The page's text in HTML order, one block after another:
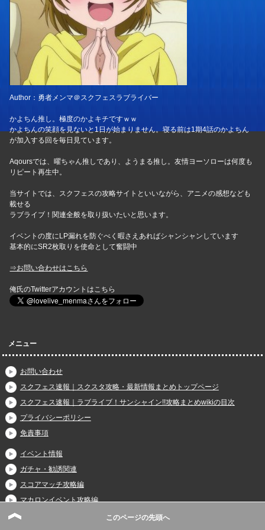
Author：勇者メンマ＠スクフェスラブライバー
かよちん推し。極度のかよキチですｗｗ
かよちんの笑顔を見ないと1日が始まりません。寝る前は1期4話のかよちん
が加入する回を毎日見ています。
Aqoursでは、曜ちゃん推しであり、ようまる推し。友情ヨーソローは何度も
リピート再生中。
当サイトでは、スクフェスの攻略サイトといいながら、アニメの感想なども
載せる
ラブライブ！関連全般を取り扱いたいと思います。
イベントの度にLP漏れを防ぐべく暇さえあればシャンシャンしています
基本的にSR2枚取りを使命として奮闘中
⇒お問い合わせはこちら
俺氏のTwitterアカウントはこちら
メニュー
お問い合わせ
スクフェス速報｜スクスタ攻略・最新情報まとめトップページ
スクフェス速報｜ラブライブ！サンシャイン!!攻略まとめwikiの目次
プライバシーポリシー
免責事項
イベント情報
ガチャ・勧誘関連
スコアマッチ攻略編
マカロンイベント攻略編
メドレーフェスティバル攻略編このページの先頭へ